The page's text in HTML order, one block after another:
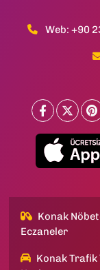
Web: +90
Konak
Eczaneler
Konak Trafik